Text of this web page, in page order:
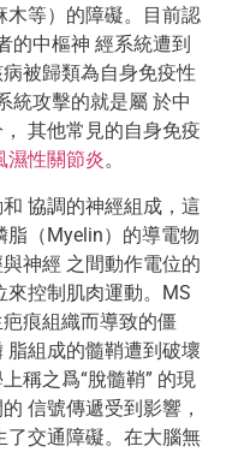
木等）的障礙。目前認
的中樞神 經系統遭到
被歸類為自身免疫性
統攻擊的就是屬 於中
其他常見的自身免疫
濕性關節炎。
協調的神經組成，這
脂（Myelin）的導電物
神經 之間動作電位的
來控制肌肉運動。MS
痕組織而導致的僵
組成的髓鞘遭到破壞
稱之爲“脫髓鞘” 的現
信號傳遞受到影響，
了交通障礙。在大腦無